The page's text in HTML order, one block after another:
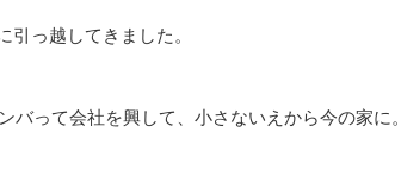
っ越してきました。
バって会社を興して、小さないえから今の家に。